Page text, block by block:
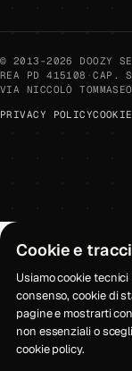
© 2013-2026 DOOZY
REA PD 415108 ·CAP.
VIA NICCOLÒ
PRIVACY POLICY
Cookie e
Usiamo cookie
consenso, cookie di
pagine e mostrarti
non essenziali o
cookie policy.